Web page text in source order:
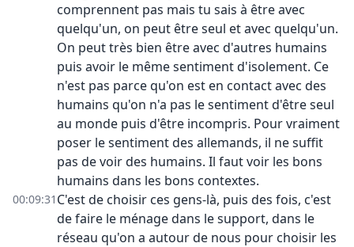
comprennent pas mais tu sais à être avec
quelqu'un, on peut être seul et avec quelqu'un.
On peut très bien être avec d'autres humains
puis avoir le même sentiment d'isolement. Ce
n'est pas parce qu'on est en contact avec des
humains qu'on n'a pas le sentiment d'être seul
au monde puis d'être incompris. Pour vraiment
poser le sentiment des allemands, il ne suffit
pas de voir des humains. Il faut voir les bons
humains dans les bons contextes.
00:09:31 C'est de choisir ces gens-là, puis des fois, c'est
de faire le ménage dans le support, dans le
réseau qu'on a autour de nous pour choisir les